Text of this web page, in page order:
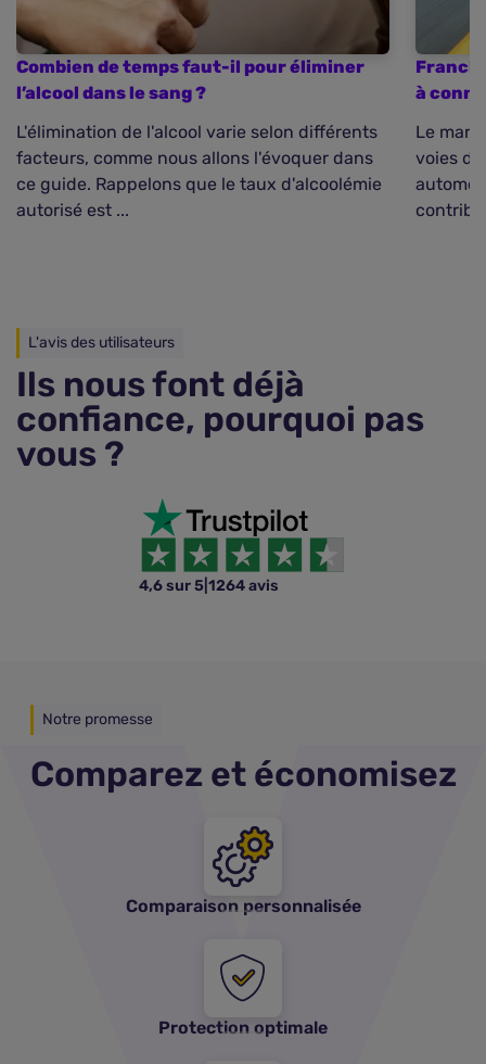
Combien de temps faut-il pour éliminer
l’alcool dans le sang ?
L'élimination de l'alcool varie selon différents
facteurs, comme nous allons l'évoquer dans
ce guide. Rappelons que le taux d'alcoolémie
autorisé est ...
à
Le
voies
L'avis des utilisateurs
Ils nous font déjà
confiance, pourquoi pas
vous ?
4,6 sur 5 1264 avis
Notre promesse
Comparez et économisez
Comparaison personnalisée
Protection optimale